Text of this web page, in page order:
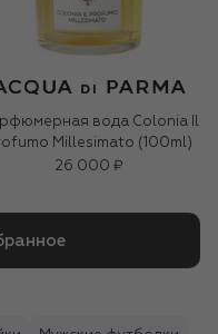
вода Colonia Il
Millesimato (100ml)
26 000 ₽